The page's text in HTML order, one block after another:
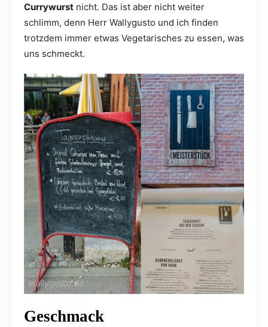
Currywurst nicht. Das ist aber nicht weiter
schlimm, denn Herr Wallygusto und ich finden
trotzdem immer etwas Vegetarisches zu essen, was
uns schmeckt.
Geschmack